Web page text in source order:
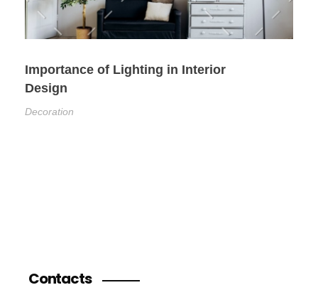
Importance of Lighting in Interior
Design
Decoration
Contacts